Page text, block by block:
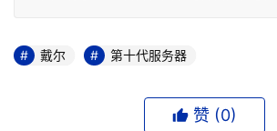
戴尔 第十代服务器
赞 (0)